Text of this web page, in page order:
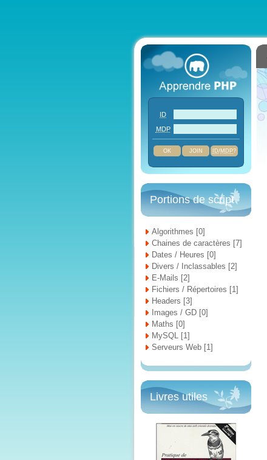
ID
MDP
JOIN ID/MDP?
Portions de script
Algorithmes [0]
Chaines de caractères [7]
Dates / Heures [0]
Divers / Inclassables [2]
E-Mails [2]
Fichiers / Répertoires [1]
Headers [3]
Images / GD [0]
Maths [0]
MySQL [1]
Serveurs Web [1]
Livres utiles